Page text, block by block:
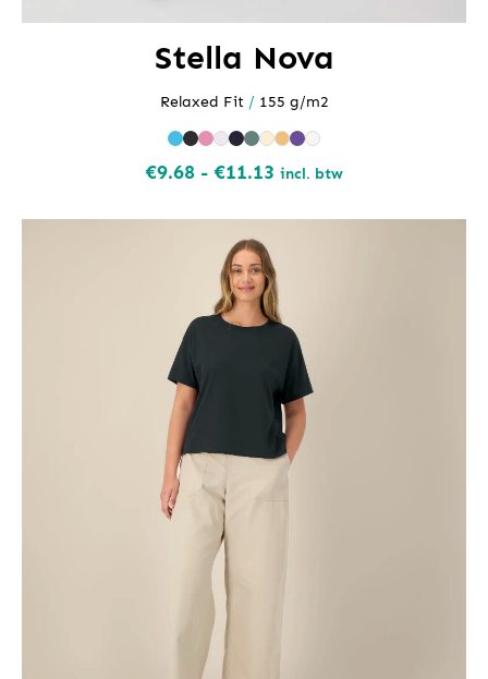
Stella Nova
Relaxed Fit / 155 g/m2
€9.68 - €11.13 Prijsklasse:
€11.13
incl. btw